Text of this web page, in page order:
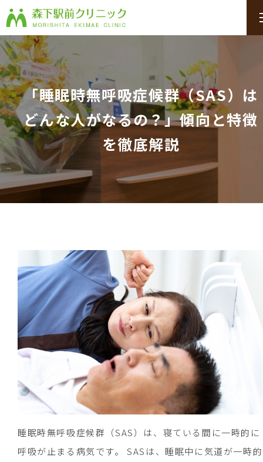
「睡眠時無呼吸症候群（SAS）は
どんな人がなるの？」傾向と特徴
を徹底解説
睡眠時無呼吸症候群（SAS）は、寝ている間に一時的に
呼吸が止まる病気です。 SASは、睡眠中に気道が一時的